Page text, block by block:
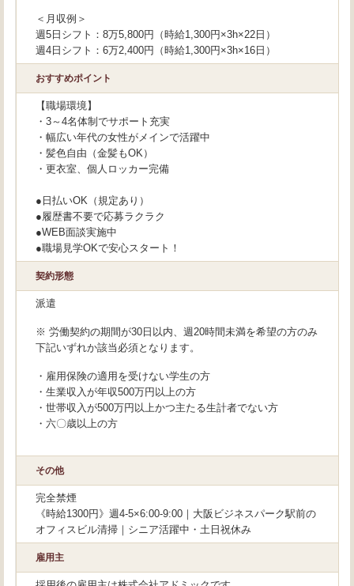
＜月収例＞
週5日シフト：8万5,800円（時給1,300円×3h×22日）
週4日シフト：6万2,400円（時給1,300円×3h×16日）
おすすめポイント
【職場環境】
・3～4名体制でサポート充実
・幅広い年代の女性がメインで活躍中
・髪色自由（金髪もOK）
・更衣室、個人ロッカー完備
●日払いOK（規定あり）
●履歴書不要で応募ラクラク
●WEB面談実施中
●職場見学OKで安心スタート！
契約形態
派遣
※ 労働契約の期間が30日以内、週20時間未満を希望の方のみ
下記いずれか該当必須となります。
・雇用保険の適用を受けない学生の方
・生業収入が年収500万円以上の方
・世帯収入が500万円以上かつ主たる生計者でない方
・六〇歳以上の方
その他
完全禁煙
《時給1300円》週4-5×6:00-9:00｜大阪ビジネスパーク駅前の
オフィスビル清掃｜シニア活躍中・土日祝休み
雇用主